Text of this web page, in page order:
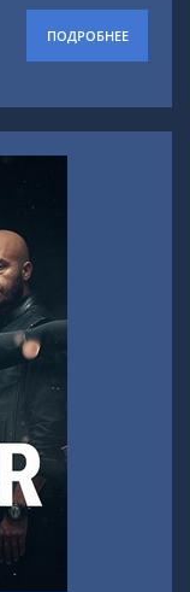
ПОДРОБНЕЕ